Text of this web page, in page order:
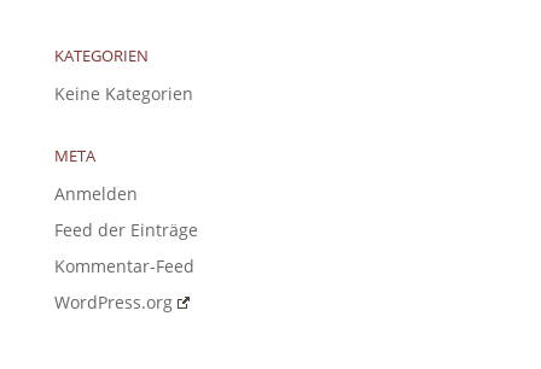
KATEGORIEN
Keine Kategorien
META
Anmelden
Feed der Einträge
Kommentar-Feed
WordPress.org